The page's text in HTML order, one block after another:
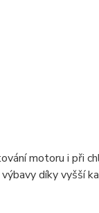
motoru i při
díky vyšší